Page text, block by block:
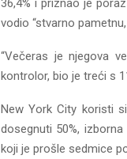
36,4% i priznao je
vodio “stvarno
“Večeras je njegova
kontrolor, bio je treći s
New York City koristi
dosegnuti 50%,
koji je prošle sedmice